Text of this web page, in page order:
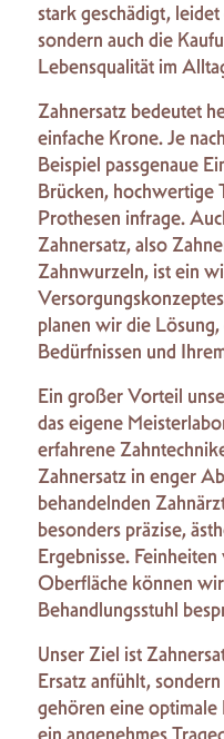
stark geschädigt,
sondern auch die
Lebensqualität im
Zahnersatz bedeutet
einfache Krone. Je
Beispiel passgenaue
Brücken, hochwertige
Prothesen infrage.
Zahnersatz, also
Zahnwurzeln, ist ein
planen wir die
Bedürfnissen und
Ein großer Vorteil
das eigene
erfahrene
Zahnersatz in enger
behandelnden
besonders präzise,
Ergebnisse.
Oberfläche können
Behandlungsstuhl
Unser Ziel ist
Ersatz anfühlt,
gehören eine optimale